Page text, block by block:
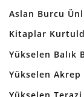
Aslan Burcu
Kitaplar
Yükselen Balık
Yükselen Akrep
Yükselen